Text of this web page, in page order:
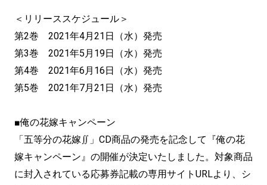
＜リリーススケジュール＞
第2巻 2021年4月21日（水）発売
第3巻 2021年5月19日（水）発売
第4巻 2021年6月16日（水）発売
第5巻 2021年7月21日（水）発売
■俺の花嫁キャンペーン
「五等分の花嫁∬」CD商品の発売を記念して『俺の花
嫁キャンペーン』の開催が決定いたしました。対象商品
に封入されている応募券記載の専用サイトURLより、シ